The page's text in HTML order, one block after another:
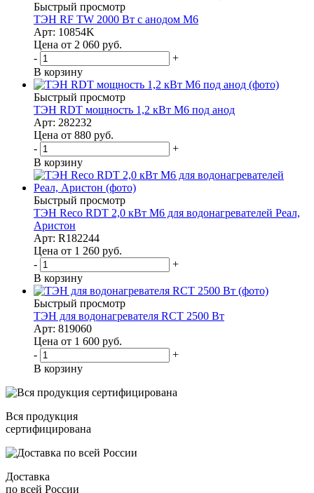
Быстрый просмотр
ТЭН RF TW 2000 Вт с анодом М6
Арт: 10854K
Цена от 2 060 руб.
-
+
В корзину
Быстрый просмотр
ТЭН RDT мощность 1,2 кВт M6 под анод
Арт: 282232
Цена от 880 руб.
-
+
В корзину
Быстрый просмотр
ТЭН Reco RDT 2,0 кВт M6 для водонагревателей Реал,
Аристон
Арт: R182244
Цена от 1 260 руб.
-
+
В корзину
Быстрый просмотр
ТЭН для водонагревателя RCT 2500 Вт
Арт: 819060
Цена от 1 600 руб.
-
+
В корзину
Вся продукция
сертифицирована
Доставка
по всей России